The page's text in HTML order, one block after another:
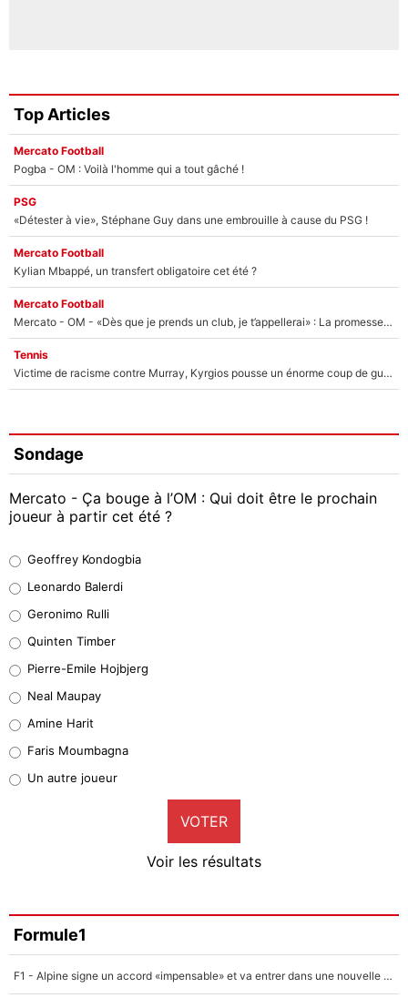
Top Articles
Mercato Football
Pogba - OM : Voilà l'homme qui a tout gâché !
PSG
«Détester à vie», Stéphane Guy dans une embrouille à cause du PSG !
Mercato Football
Kylian Mbappé, un transfert obligatoire cet été ?
Mercato Football
Mercato - OM - «Dès que je prends un club, je t’appellerai» : La promesse de Marcelino au moment de claquer la porte
Tennis
Victime de racisme contre Murray, Kyrgios pousse un énorme coup de gueule !
Sondage
Mercato - Ça bouge à l’OM : Qui doit être le prochain
joueur à partir cet été ?
38%
32%
5%
1%
9%
Faris Moumbagna
5%
Un autre joueur
Geoffrey Kondogbia
Leonardo Balerdi
Geronimo Rulli
Quinten Timber
Pierre-Emile Hojbjerg
Neal Maupay
Amine Harit
Faris Moumbagna
Un autre joueur
VOTER
Voir les résultats
Formule1
F1 - Alpine signe un accord «impensable» et va entrer dans une nouvelle dimension : Grande nouvelle pour Pierre Gasly !